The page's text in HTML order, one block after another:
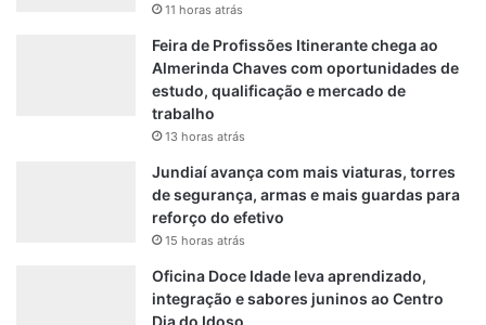
11 horas atrás
Feira de Profissões Itinerante chega ao
Almerinda Chaves com oportunidades de
estudo, qualificação e mercado de
trabalho
13 horas atrás
Jundiaí avança com mais viaturas, torres
de segurança, armas e mais guardas para
reforço do efetivo
15 horas atrás
Oficina Doce Idade leva aprendizado,
integração e sabores juninos ao Centro